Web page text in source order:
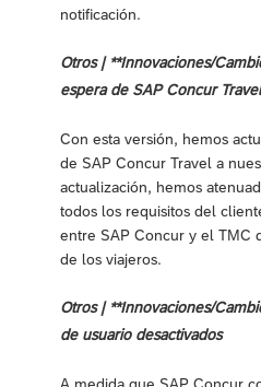
notificación.
Otros | **Innovaciones/
espera de SAP Concur Travel
Con esta versión, hemos
de SAP Concur Travel a
actualización, hemos
todos los requisitos del
entre SAP Concur y el TMC
de los viajeros.
Otros | **Innovaciones/
de usuario desactivados
A medida que SAP Concur